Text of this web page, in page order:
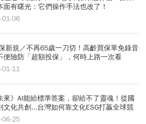
面有曙光：它們操作手法也改了！
01-06
新規／不再65歲一刀切！高齡買保單免錄音
便險防「超額投保」，何時上路一次看
01-11
來》AI能給標準答案，卻給不了靈魂！從國
文化共創...台灣如何靠文化ESG打贏全球競
06-25